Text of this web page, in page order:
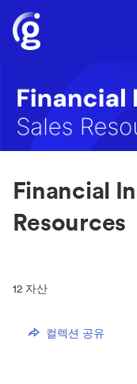
Financial
Resources
12 자산
컬렉션 공유